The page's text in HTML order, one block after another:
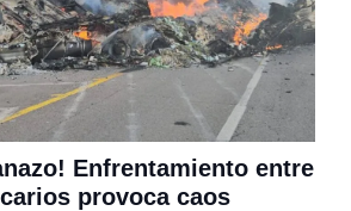
Enfrentamiento entre
provoca caos